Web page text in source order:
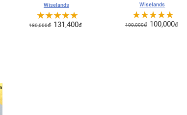
Wiselands
☆☆☆☆☆
180,000đ 131,400đ
Wiselands
☆☆☆☆☆
100,000đ 100,000đ